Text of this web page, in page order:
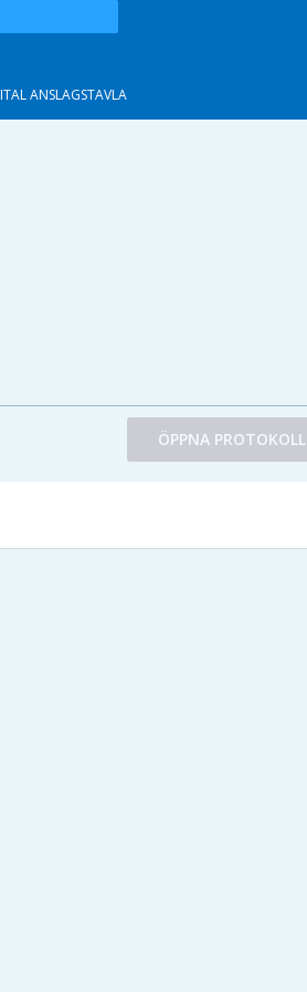
ANSLAGSTAVLA
ÖPPNA PROTOKOLL